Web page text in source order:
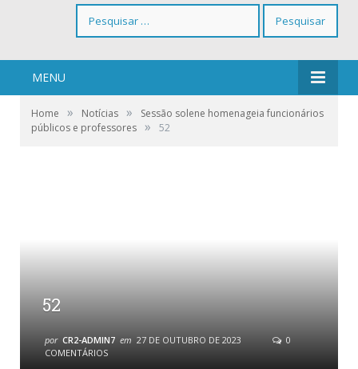
por:
MENU
Home » Notícias »
Sessão solene homenageia funcionários
públicos e professores » 52
52
por CR2-ADMIN7 em 27 DE OUTUBRO DE 2023
0
COMENTÁRIOS